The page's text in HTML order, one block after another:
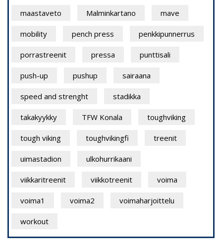
maastaveto Malminkartano mave
mobility pench press penkkipunnerrus
porrastreenit pressa punttisali
push-up pushup sairaana
speed and strenght stadikka
takakyykky TFW Konala toughviking
tough viking toughvikingfi treenit
uimastadion ulkohurrikaani
viikkaritreenit viikkotreenit voima
voima1 voima2 voimaharjoittelu
workout